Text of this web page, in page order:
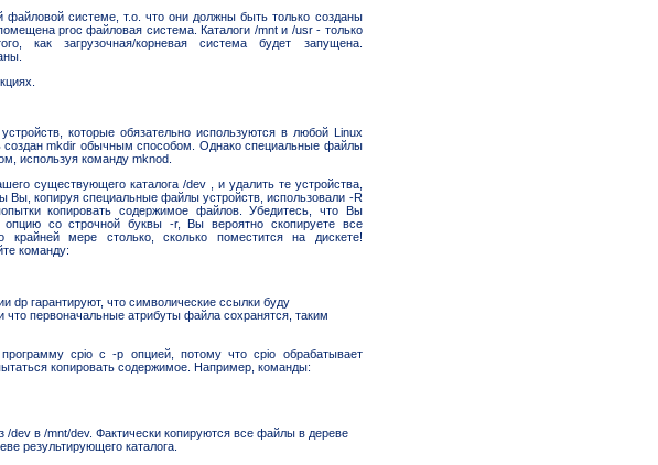
файловой системе, т.о. что они должны быть только созданы
proc файловая система. Каталоги /mnt и /usr - только
как загрузочная/корневая система будет запущена.
которые обязательно используются в любой Linux
создан mkdir обычным способом. Однако специальные файлы
используя команду mknod.
существующего каталога /dev , и удалить те устройства,
Вы, копируя специальные файлы устройств, использовали -R
копировать содержимое файлов. Убедитесь, что Вы
со строчной буквы -r, Вы вероятно скопируете все
мере столько, сколько поместится на дискете!
команду:
dp гарантируют, что символические ссылки буду
первоначальные атрибуты файла сохранятся, таким
cpio с -p опцией, потому что cpio обрабатывает
копировать содержимое. Например, команды:
dev в /mnt/dev. Фактически копируются все файлы в дереве
результирующего каталога.